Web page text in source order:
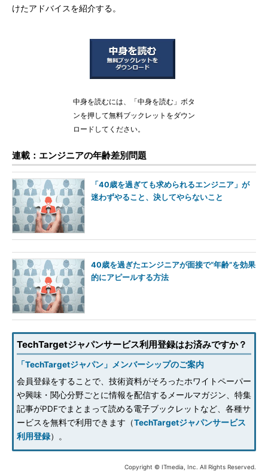
けたアドバイスを紹介する。
中身を読むには、「中身を読む」ボタ
ンを押して無料ブックレットをダウン
ロードしてください。
連載：エンジニアの年齢差別問題
「40歳を過ぎても求められるエンジニア」が
迷わずやること、決してやらないこと
40歳を過ぎたエンジニアが面接で“年齢”を効果
的にアピールする方法
TechTargetジャパンサービス利用登録はお済みですか？
「TechTargetジャパン」メンバーシップのご案内
会員登録をすることで、技術資料がそろったホワイトペーパー
や興味・関心分野ごとに情報を配信するメールマガジン、特集
記事がPDFでまとまって読める電子ブックレットなど、各種サ
ービスを無料で利用できます（TechTargetジャパンサービス
利用登録）。
Copyright © ITmedia, Inc. All Rights Reserved.